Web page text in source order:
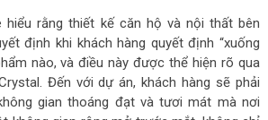
hiểu rằng thiết kế căn hộ và nội thất bên
định khi khách hàng quyết định “xuống
nào, và điều này được thể hiện rõ qua
Đến với dự án, khách hàng sẽ phải
gian thoáng đạt và tươi mát mà nơi